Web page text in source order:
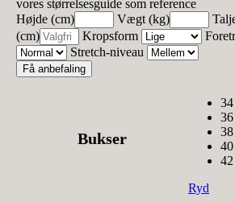
vores størrelsesguide som reference
Højde (cm)
Vægt (kg)
(cm)
Kropsform
Stretch-niveau
Få anbefaling
Bukser
34
36
38
40
42
Ryd